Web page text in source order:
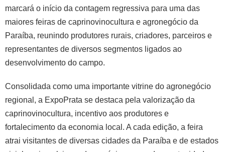
marcará o início da contagem regressiva para uma das
maiores feiras de caprinovinocultura e agronegócio da
Paraíba, reunindo produtores rurais, criadores, parceiros e
representantes de diversos segmentos ligados ao
desenvolvimento do campo.
Consolidada como uma importante vitrine do agronegócio
regional, a ExpoPrata se destaca pela valorização da
caprinovinocultura, incentivo aos produtores e
fortalecimento da economia local. A cada edição, a feira
atrai visitantes de diversas cidades da Paraíba e de estados